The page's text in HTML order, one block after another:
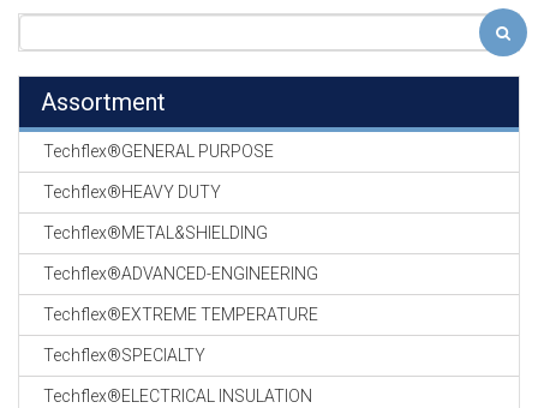
Assortment
Techflex®GENERAL PURPOSE
Techflex®HEAVY DUTY
Techflex®METAL&SHIELDING
Techflex®ADVANCED-ENGINEERING
Techflex®EXTREME TEMPERATURE
Techflex®SPECIALTY
Techflex®ELECTRICAL INSULATION